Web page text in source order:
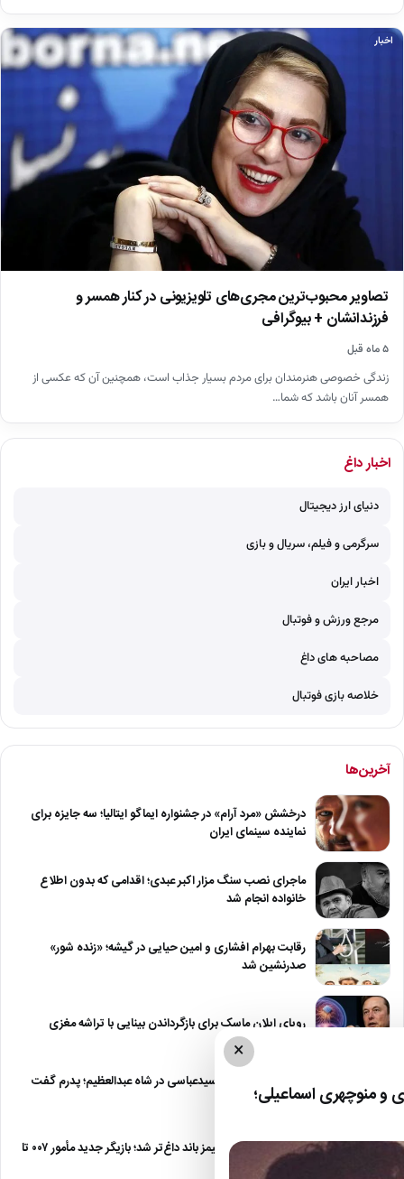
اخبار
تصاویر محبوب‌ترین مجری‌های تلویزیونی در کنار همسر و
فرزندانشان + بیوگرافی
۵ ماه قبل
زندگی خصوصی هنرمندان برای مردم بسیار جذاب است، همچنین آن که عکسی از
همسر آنان باشد که شما…
اخبار داغ
دنیای ارز دیجیتال
سرگرمی و فیلم، سریال و بازی
اخبار ایران
مرجع ورزش و فوتبال
مصاحبه های داغ
خلاصه بازی فوتبال
آخرین‌ها
درخشش «مرد آرام» در جشنواره ایماگو ایتالیا؛ سه جایزه برای
نماینده سینمای ایران
ماجرای نصب سنگ مزار اکبر عبدی؛ اقدامی که بدون اطلاع
خانواده انجام شد
رقابت بهرام افشاری و امین حیایی در گیشه؛ «زنده شور»
صدرنشین شد
رویای ایلان ماسک برای بازگرداندن بینایی با تراشه مغزی
درگیری شدید داود سیدعباسی در شاه عبدالعظیم؛ پدرم گفت
طرف مُرد!
رقابت برای نقش جیمز باند داغ‌تر شد؛ بازیگر جدید مأمور ۰۰۷ تا
پایان…
×
منوچهری اسماعیلی؛